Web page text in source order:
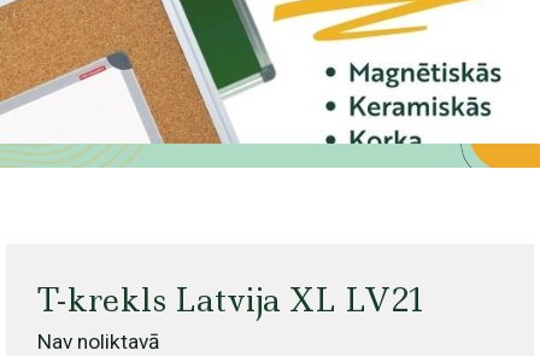
T-krekls Latvija XL LV21
Nav noliktavā